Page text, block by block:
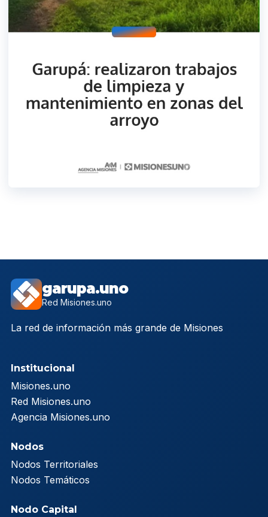
garupa.uno
Red Misiones.uno
La red de información más grande de Misiones
Institucional
Misiones.uno
Red Misiones.uno
Agencia Misiones.uno
Nodos
Nodos Territoriales
Nodos Temáticos
Nodo Capital